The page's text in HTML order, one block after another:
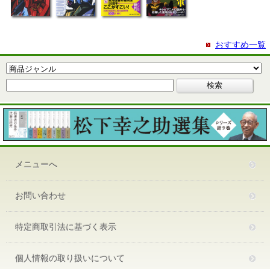
おすすめ一覧
メニューへ
お問い合わせ
特定商取引法に基づく表示
個人情報の取り扱いについて